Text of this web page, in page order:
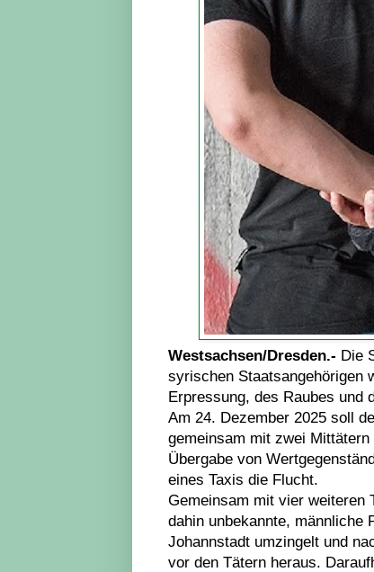
Westsachsen/Dresden.- Die
syrischen Staatsangehörigen
Erpressung, des Raubes und
Am 24. Dezember 2025 soll
gemeinsam mit zwei
Übergabe von
eines Taxis die Flucht.
Gemeinsam mit vier weiteren
dahin unbekannte, männliche
Johannstadt umzingelt und
vor den Tätern heraus.